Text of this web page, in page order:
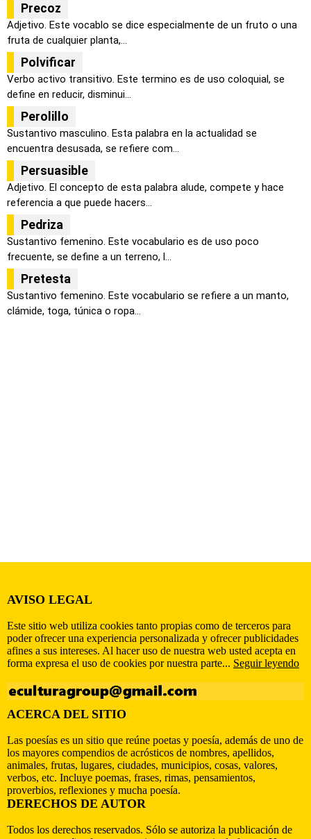
Precoz
Adjetivo. Este vocablo se dice especialmente de un fruto o una
fruta de cualquier planta,...
Polvificar
Verbo activo transitivo. Este termino es de uso coloquial, se
define en reducir, disminui...
Perolillo
Sustantivo masculino. Esta palabra en la actualidad se
encuentra desusada, se refiere com...
Persuasible
Adjetivo. El concepto de esta palabra alude, compete y hace
referencia a que puede hacers...
Pedriza
Sustantivo femenino. Este vocabulario es de uso poco
frecuente, se define a un terreno, l...
Pretesta
Sustantivo femenino. Este vocabulario se refiere a un manto,
clámide, toga, túnica o ropa...
AVISO LEGAL
Este sitio web utiliza cookies tanto propias como de terceros para
poder ofrecer una experiencia personalizada y ofrecer publicidades
afines a sus intereses. Al hacer uso de nuestra web usted acepta en
forma expresa el uso de cookies por nuestra parte... Seguir leyendo
ACERCA DEL SITIO
Las poesías es un sitio que reúne poetas y poesía, además de uno de
los mayores compendios de acrósticos de nombres, apellidos,
animales, frutas, lugares, ciudades, municipios, cosas, valores,
verbos, etc. Incluye poemas, frases, rimas, pensamientos,
proverbios, reflexiones y mucha poesía.
DERECHOS DE AUTOR
Todos los derechos reservados. Sólo se autoriza la publicación de